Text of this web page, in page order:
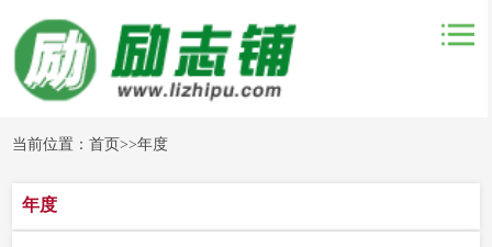
当前位置：首页>>年度
年度